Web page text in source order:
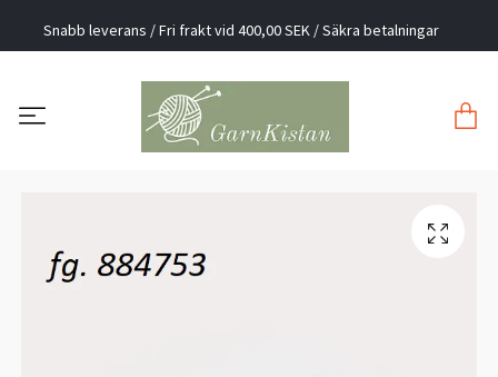
Snabb leverans / Fri frakt vid 400,00 SEK / Säkra betalningar